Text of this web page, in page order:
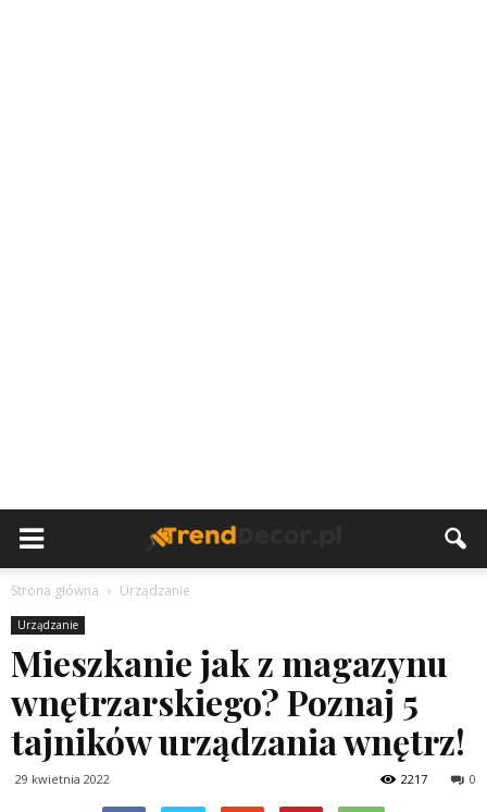
Strona główna Urządzanie
Urządzanie
Mieszkanie jak z magazynu
wnętrzarskiego? Poznaj 5
tajników urządzania wnętrz!
29 kwietnia 2022 0
2217